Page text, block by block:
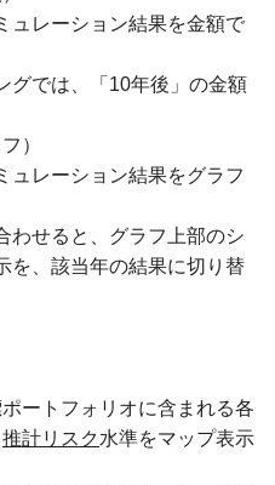
ュレーション結果を金額で
グでは、「10年後」の金額
）
ュレーション結果をグラフ
わせると、グラフ上部のシ
を、該当年の結果に切り替
ートフォリオに含まれる各
推計リスク 水準をマップ表示